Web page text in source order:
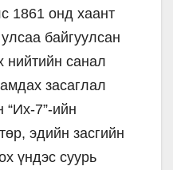
1861 онд хаант
байгуулсан
нийтийн санал
засаглал
“Их-7”-ийн
эдийн засгийн
үндэс суурь